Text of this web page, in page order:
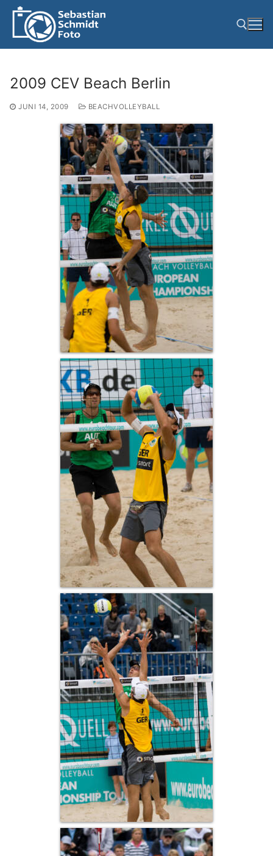
Zum
springen
Suchen nach:
2009 CEV Beach Berlin
JUNI 14, 2009 BEACHVOLLEYBALL